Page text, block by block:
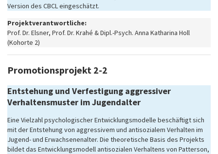
Version des CBCL eingeschätzt.
Projektverantwortliche:
Prof. Dr. Elsner, Prof. Dr. Krahé & Dipl.-Psych. Anna Katharina Holl
(Kohorte 2)
Promotionsprojekt 2-2
Entstehung und Verfestigung aggressiver
Verhaltensmuster im Jugendalter
Eine Vielzahl psychologischer Entwicklungsmodelle beschäftigt sich
mit der Entstehung von aggressivem und antisozialem Verhalten im
Jugend- und Erwachsenenalter. Die theoretische Basis des Projekts
bildet das Entwicklungsmodell antisozialen Verhaltens von Patterson,